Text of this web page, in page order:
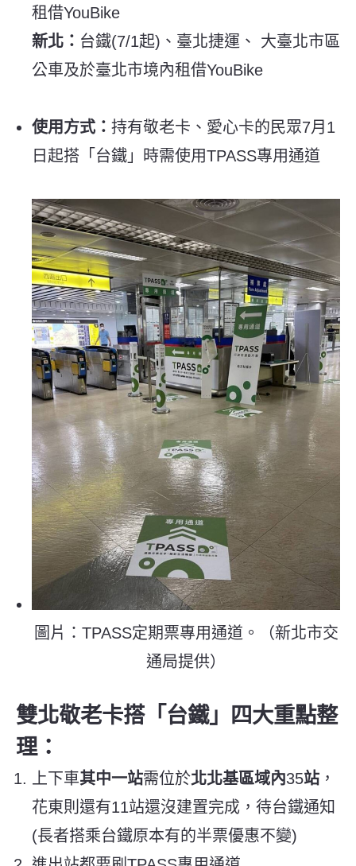
租借YouBike
新北： 台鐵(7/1起)、 臺北捷運、 大臺北市區
公車及於臺北市境內租借YouBike
使用方式： 持有敬老卡、愛心卡的民眾7月1
日起搭「台鐵」時需使用TPASS專用通道
圖片：TPASS定期票專用通道。（新北市交
通局提供）
雙北敬老卡搭「台鐵」四大重點整
理：
上下車其中一站需位於北北基區域內35站 ，
花東則還有11站還沒建置完成，待台鐵通知
(長者搭乘台鐵原本有的半票優惠不變)